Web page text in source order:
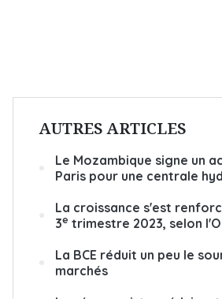
AUTRES ARTICLES
Le Mozambique signe un
Paris pour une centrale
La croissance s'est
3e trimestre 2023, selon
La BCE réduit un peu le
marchés